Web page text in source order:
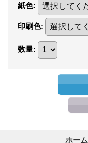
紙色:
印刷色:
数量:
ホーム